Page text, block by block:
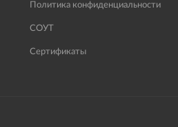
Политика конфиденциальности
СОУТ
Сертификаты